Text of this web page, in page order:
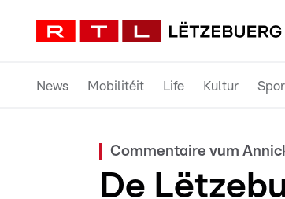
News Mobilitéit Life Kultur
Commentaire vum
De